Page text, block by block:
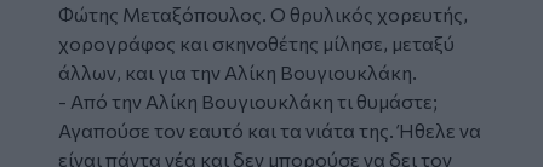
Φώτης Μεταξόπουλος. Ο θρυλικός χορευτής,
χορογράφος και σκηνοθέτης μίλησε, μεταξύ
άλλων, και για την Αλίκη Βουγιουκλάκη.
- Από την Αλίκη Βουγιουκλάκη τι θυμάστε;
Αγαπούσε τον εαυτό και τα νιάτα της. Ήθελε να
είναι πάντα νέα και δεν μπορούσε να δει τον